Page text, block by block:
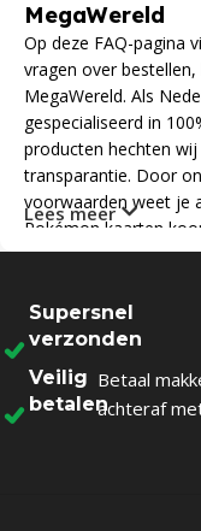
MegaWereld
Op deze FAQ-pagina
vragen over
MegaWereld. Als
gespecialiseerd in
producten hechten
transparantie. Door
voorwaarden weet je
Pokémon kaarten
Lees meer
Supersnel
verzonden
Veilig
betalen
Betaal
achteraf